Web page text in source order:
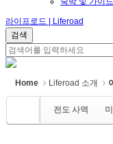
라이프로드 | Liferoad
Home Liferoad 소개
전도 사역